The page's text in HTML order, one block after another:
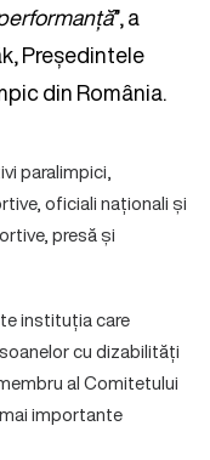
”, a
Președintele
din România.
paralimpici,
oficiali naționali și
presă și
instituția care
cu dizabilități
al Comitetului
importante